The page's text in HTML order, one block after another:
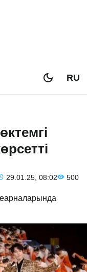
RU
29.01.25, 08:02 500